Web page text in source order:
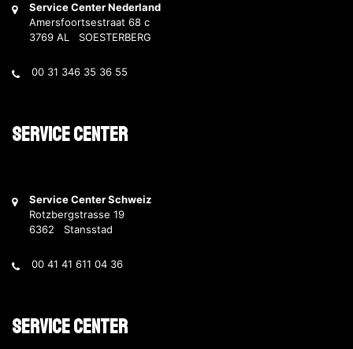
Service Center Nederland
Amersfoortsestraat 68 c
3769 AL SOESTERBERG
00 31 346 35 36 55
Service Center
Service Center Schweiz
Rotzbergstrasse 19
6362 Stansstad
00 41 41 611 04 36
Service Center